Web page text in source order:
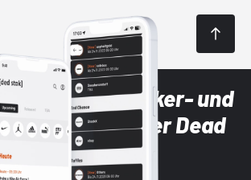
neuesten Sneaker- und
Brands mit der Dead